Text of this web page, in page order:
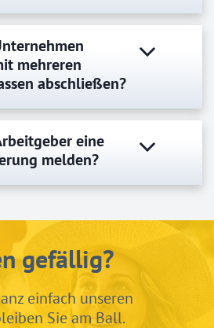
mehreren
abschließen?
eine
melden?
gefällig?
einfach unseren
Sie am Ball.